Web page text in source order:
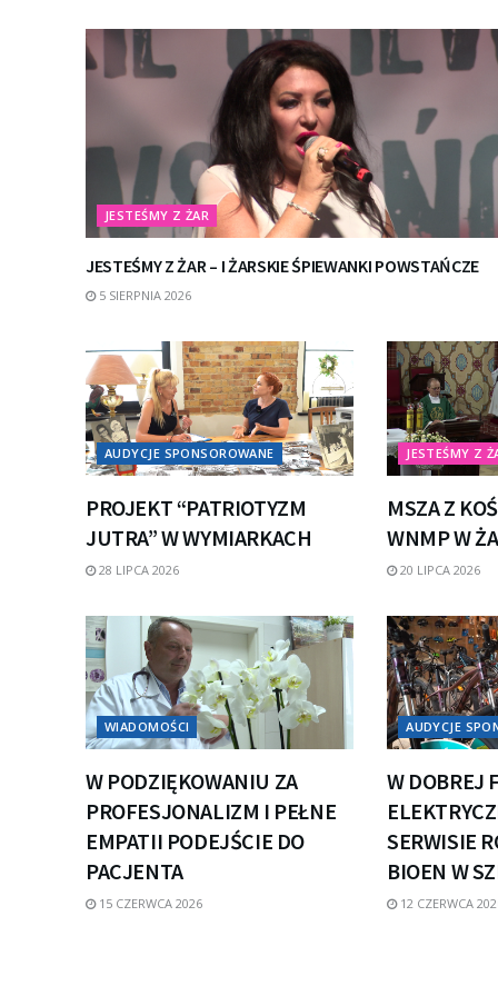
JESTEŚMY Z ŻAR
JESTEŚMY Z ŻAR – I ŻARSKIE ŚPIEWANKI POWSTAŃCZE
5 SIERPNIA 2026
AUDYCJE SPONSOROWANE
PROJEKT “PATRIOTYZM
JUTRA” W WYMIARKACH
28 LIPCA 2026
JESTEŚMY Z
MSZA Z
WNMP W
20 LIPCA 2026
WIADOMOŚCI
W PODZIĘKOWANIU ZA
PROFESJONALIZM I PEŁNE
EMPATII PODEJŚCIE DO
PACJENTA
15 CZERWCA 2026
AUDYCJE
W DOBREJ
SERWISIE
BIOEN W
12 CZERWCA